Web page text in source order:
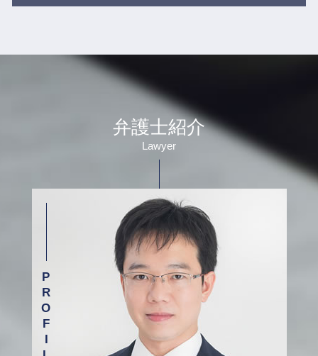
介護事故 家族への報告
医療過誤とは
医療事故 調査センター
医療過誤 調査
医療事故 医療過誤 医療ミス 違い
婚姻費用 調停
調停 面会交流
調停中 面会
dv モラハラ 離婚
離婚調停 不成立 その後
婚姻費用 払わない
離婚協議 応じない
財産分与 調停
不倫 離婚 慰謝料 相場
婚姻費用分担請求 調停
任意整理 民事再生
借金 弁護士 メリット
雇用 労働問題
労働基準法 弁護士
交通事故 弁護士 メリット デメリット
交通事故 弁護士 基準
雇用問題 弁護士
労働問題解決 弁護士
自己破産 債務整理
個人再生 任意整理
労働問題 パワハラ
介護事故 相談 弁護士 渋谷区
借金 相談 弁護士 目黒区
医療事故 相談 弁護士 目黒区
離婚 相談 弁護士 新宿区
借金 相談 弁護士 杉並区
相続 相談 弁護士 目黒区
離婚 相談 弁護士 渋谷区
債務整理 相談 弁護士 杉並区
借金 相談 弁護士 新宿区
医療事故 相談 弁護士 新宿区
医療事故 相談 弁護士 杉並区
債務整理 相談 弁護士 新宿区
債務整理 相談 弁護士 渋谷区
労働問題 相談 弁護士 渋谷区
労働問題 相談 弁護士 杉並区
相続 相談 弁護士 渋谷区
弁護士紹介
Lawyer